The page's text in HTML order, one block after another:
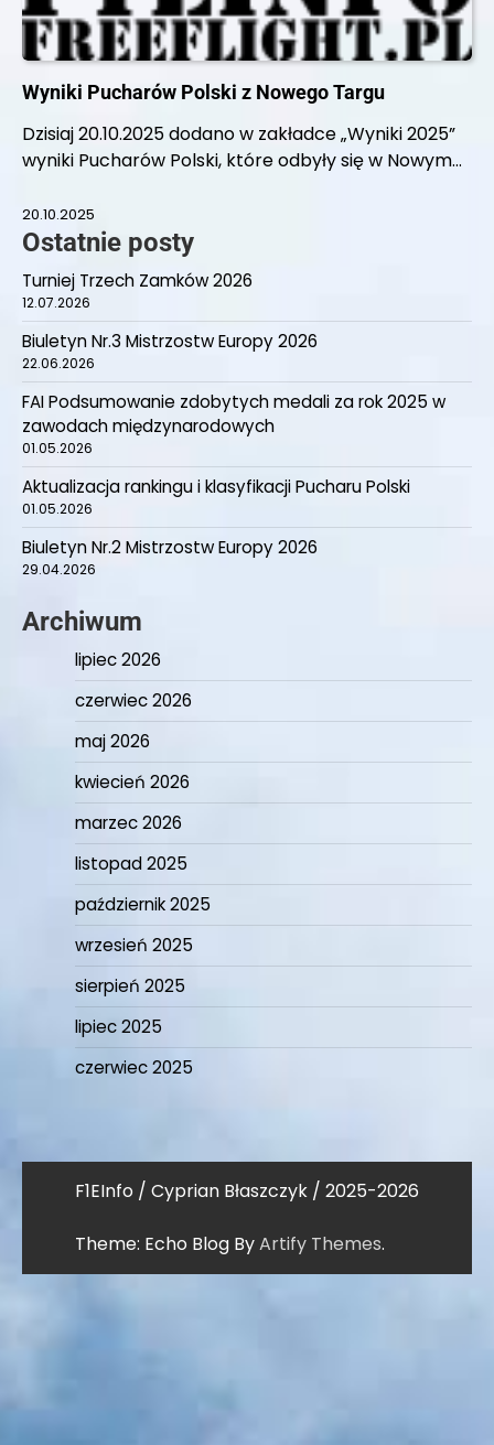
Wyniki Pucharów Polski z Nowego Targu
Dzisiaj 20.10.2025 dodano w zakładce „Wyniki 2025”
wyniki Pucharów Polski, które odbyły się w Nowym…
20.10.2025
Ostatnie posty
Turniej Trzech Zamków 2026
12.07.2026
Biuletyn Nr.3 Mistrzostw Europy 2026
22.06.2026
FAI Podsumowanie zdobytych medali za rok 2025 w
zawodach międzynarodowych
01.05.2026
Aktualizacja rankingu i klasyfikacji Pucharu Polski
01.05.2026
Biuletyn Nr.2 Mistrzostw Europy 2026
29.04.2026
Archiwum
lipiec 2026
czerwiec 2026
maj 2026
kwiecień 2026
marzec 2026
listopad 2025
październik 2025
wrzesień 2025
sierpień 2025
lipiec 2025
czerwiec 2025
F1EInfo / Cyprian Błaszczyk / 2025-2026
Theme: Echo Blog ByArtify Themes.